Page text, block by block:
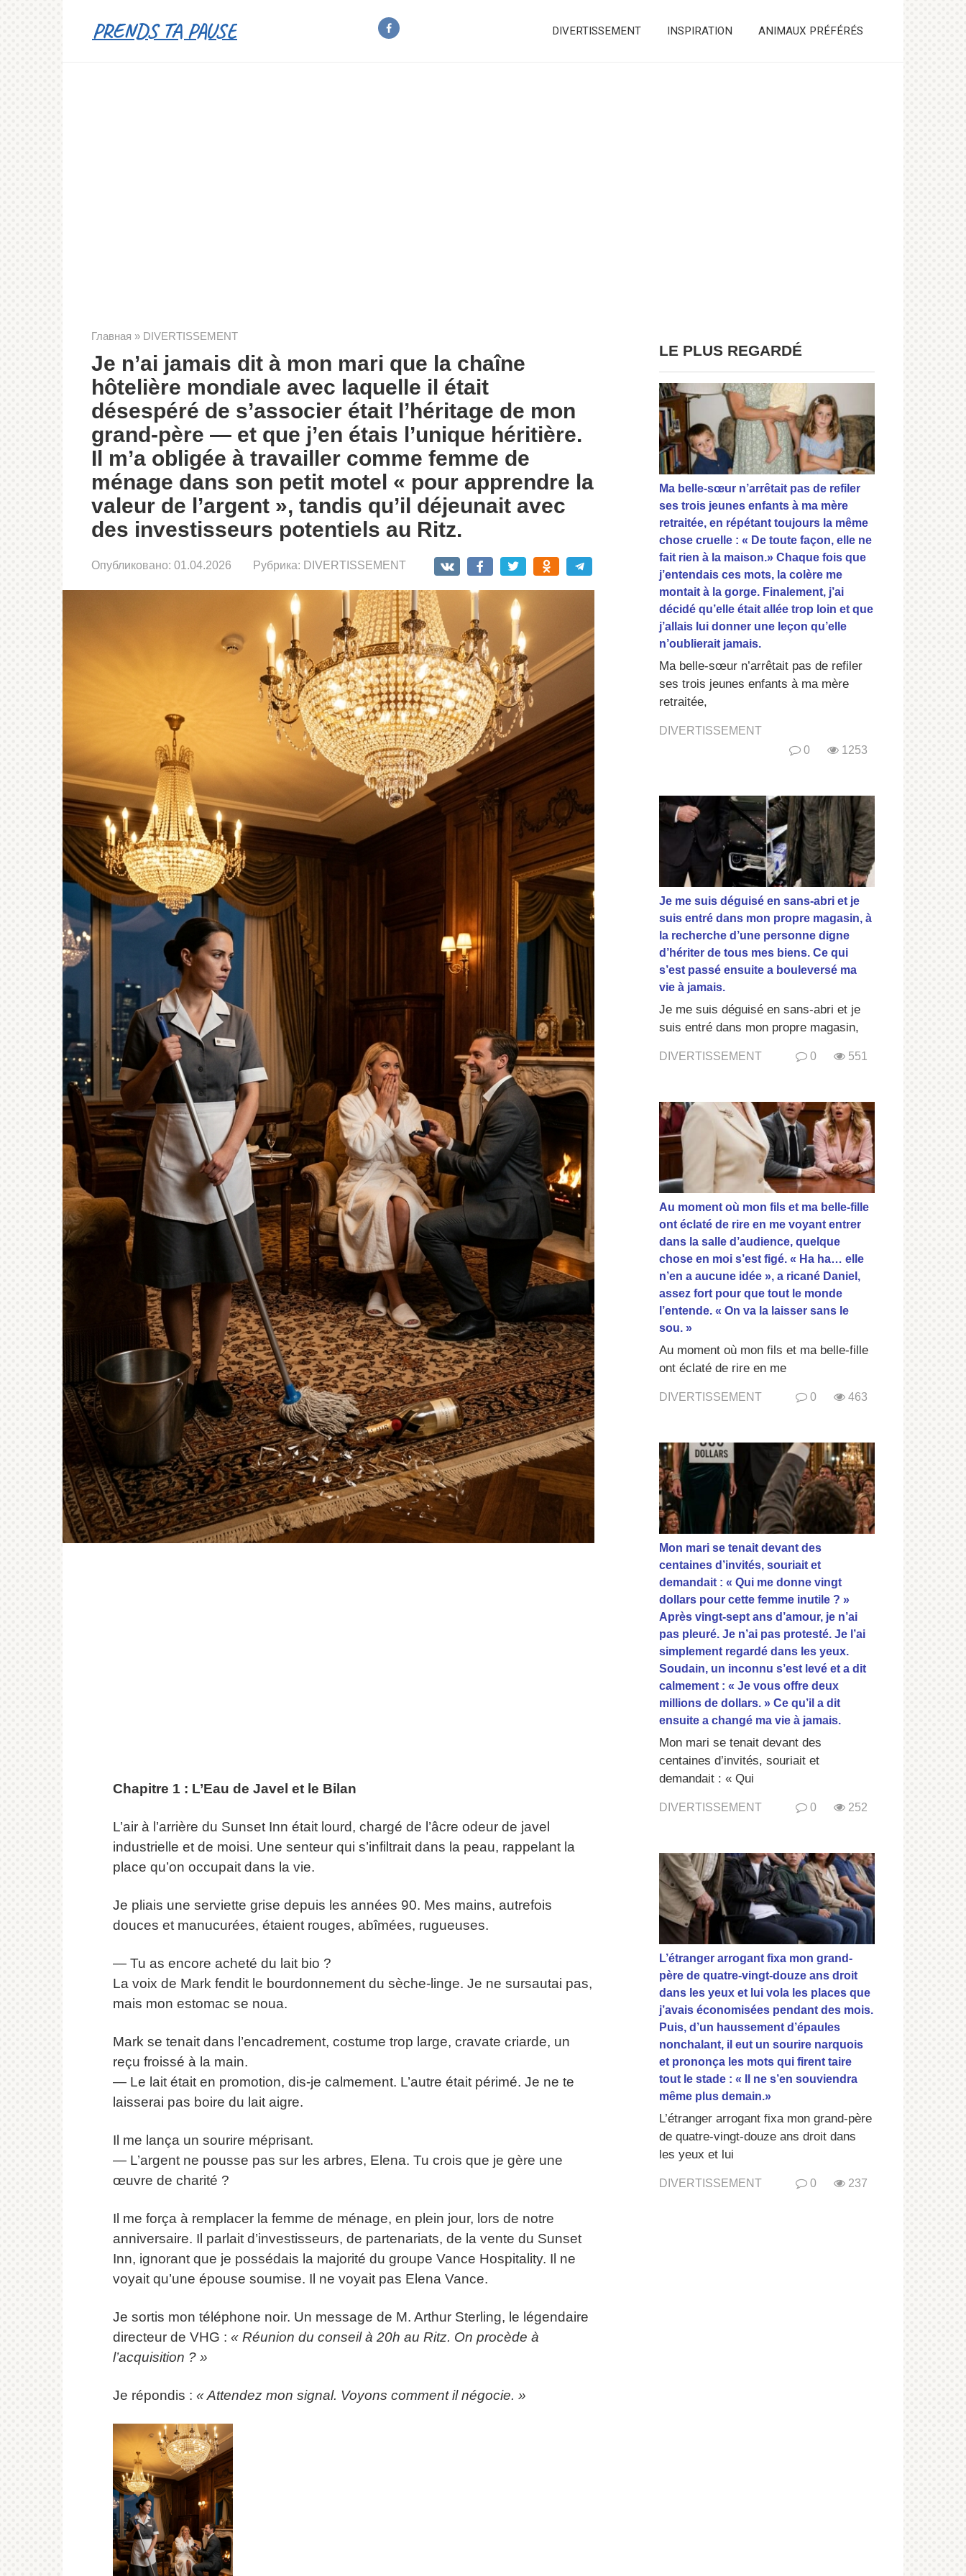
PRENDS TA PAUSE DIVERTISSEMENT INSPIRATION ANIMAUX PRÉFÉRÉS
Главная » DIVERTISSEMENT
Je n’ai jamais dit à mon mari que la chaîne
hôtelière mondiale avec laquelle il était
désespéré de s’associer était l’héritage de mon
grand-père — et que j’en étais l’unique héritière.
Il m’a obligée à travailler comme femme de
ménage dans son petit motel « pour apprendre la
valeur de l’argent », tandis qu’il déjeunait avec
des investisseurs potentiels au Ritz.
Опубликовано: 01.04.2026 Рубрика: DIVERTISSEMENT
Chapitre 1 : L’Eau de Javel et le Bilan
L’air à l’arrière du Sunset Inn était lourd, chargé de l’âcre odeur de javel
industrielle et de moisi. Une senteur qui s’infiltrait dans la peau, rappelant la
place qu’on occupait dans la vie.
Je pliais une serviette grise depuis les années 90. Mes mains, autrefois
douces et manucurées, étaient rouges, abîmées, rugueuses.
— Tu as encore acheté du lait bio ?
La voix de Mark fendit le bourdonnement du sèche-linge. Je ne sursautai pas,
mais mon estomac se noua.
Mark se tenait dans l’encadrement, costume trop large, cravate criarde, un
reçu froissé à la main.
— Le lait était en promotion, dis-je calmement. L’autre était périmé. Je ne te
laisserai pas boire du lait aigre.
Il me lança un sourire méprisant.
— L’argent ne pousse pas sur les arbres, Elena. Tu crois que je gère une
œuvre de charité ?
Il me força à remplacer la femme de ménage, en plein jour, lors de notre
anniversaire. Il parlait d’investisseurs, de partenariats, de la vente du Sunset
Inn, ignorant que je possédais la majorité du groupe Vance Hospitality. Il ne
voyait qu’une épouse soumise. Il ne voyait pas Elena Vance.
Je sortis mon téléphone noir. Un message de M. Arthur Sterling, le légendaire
directeur de VHG : « Réunion du conseil à 20h au Ritz. On procède à
l’acquisition ? »
Je répondis : « Attendez mon signal. Voyons comment il négocie. »
LE PLUS REGARDÉ
Ma belle-sœur n’arrêtait pas de refiler
ses trois jeunes enfants à ma mère
retraitée, en répétant toujours la même
chose cruelle : « De toute façon, elle ne
fait rien à la maison.» Chaque fois que
j’entendais ces mots, la colère me
montait à la gorge. Finalement, j’ai
décidé qu’elle était allée trop loin et que
j’allais lui donner une leçon qu’elle
n’oublierait jamais.
Ma belle-sœur n’arrêtait pas de refiler
ses trois jeunes enfants à ma mère
retraitée,
DIVERTISSEMENT
0
1253
Je me suis déguisé en sans-abri et je
suis entré dans mon propre magasin, à
la recherche d’une personne digne
d’hériter de tous mes biens. Ce qui
s’est passé ensuite a bouleversé ma
vie à jamais.
Je me suis déguisé en sans-abri et je
suis entré dans mon propre magasin,
DIVERTISSEMENT 0 551
Au moment où mon fils et ma belle-fille
ont éclaté de rire en me voyant entrer
dans la salle d’audience, quelque
chose en moi s’est figé. « Ha ha… elle
n’en a aucune idée », a ricané Daniel,
assez fort pour que tout le monde
l’entende. « On va la laisser sans le
sou. »
Au moment où mon fils et ma belle-fille
ont éclaté de rire en me
DIVERTISSEMENT 0 463
Mon mari se tenait devant des
centaines d’invités, souriait et
demandait : « Qui me donne vingt
dollars pour cette femme inutile ? »
Après vingt-sept ans d’amour, je n’ai
pas pleuré. Je n’ai pas protesté. Je l’ai
simplement regardé dans les yeux.
Soudain, un inconnu s’est levé et a dit
calmement : « Je vous offre deux
millions de dollars. » Ce qu’il a dit
ensuite a changé ma vie à jamais.
Mon mari se tenait devant des
centaines d’invités, souriait et
demandait : « Qui
DIVERTISSEMENT 0 252
L’étranger arrogant fixa mon grand-
père de quatre-vingt-douze ans droit
dans les yeux et lui vola les places que
j’avais économisées pendant des mois.
Puis, d’un haussement d’épaules
nonchalant, il eut un sourire narquois
et prononça les mots qui firent taire
tout le stade : « Il ne s’en souviendra
même plus demain.»
L’étranger arrogant fixa mon grand-père
de quatre-vingt-douze ans droit dans
les yeux et lui
DIVERTISSEMENT 0 237